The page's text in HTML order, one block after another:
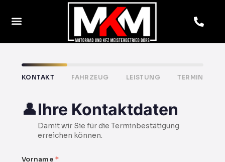
KONTAKT FAHRZEUG LEISTUNG TERMIN
👤Ihre Kontaktdaten
Damit wir Sie für die Terminbestätigung
erreichen können.
Vorname*